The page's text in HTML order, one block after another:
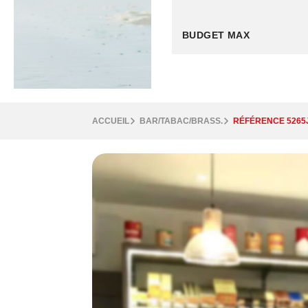
ACCUEIL BAR/TABAC/BRASS. RÉFÉRENCE